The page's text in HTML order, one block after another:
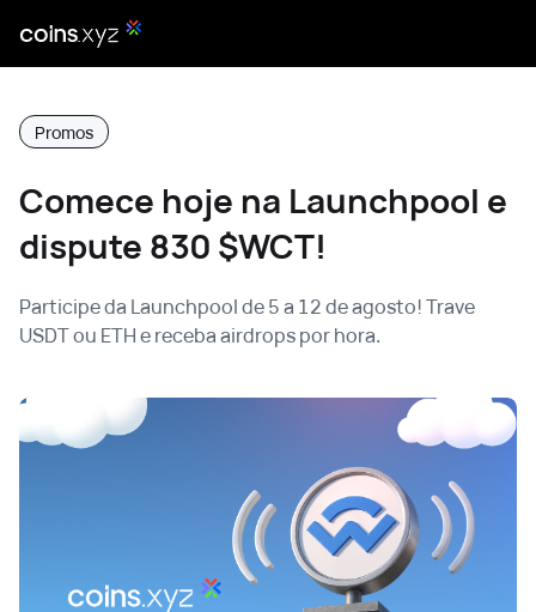
Promos
Comece hoje na Launchpool e
dispute 830 $WCT!
Participe da Launchpool de 5 a 12 de agosto! Trave
USDT ou ETH e receba airdrops por hora.